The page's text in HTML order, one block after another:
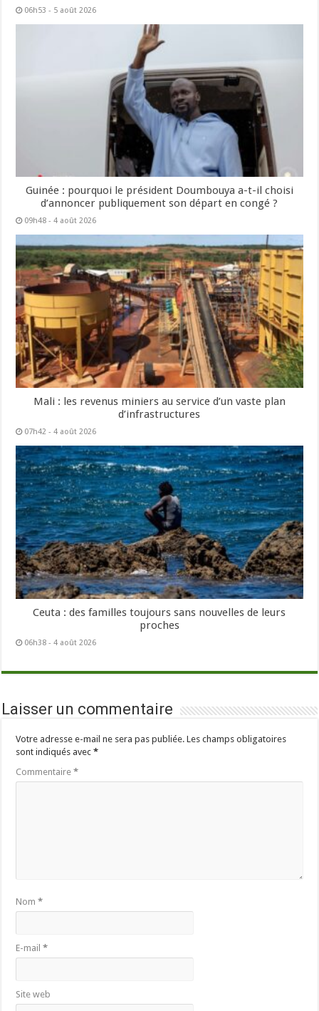
06h53 - 5 août 2026
Guinée : pourquoi le président Doumbouya a-t-il choisi
d’annoncer publiquement son départ en congé ?
09h48 - 4 août 2026
Mali : les revenus miniers au service d’un vaste plan
d’infrastructures
07h42 - 4 août 2026
Ceuta : des familles toujours sans nouvelles de leurs
proches
06h38 - 4 août 2026
Laisser un commentaire
Votre adresse e-mail ne sera pas publiée. Les champs obligatoires
sont indiqués avec*
Commentaire*
Nom*
E-mail*
Site web